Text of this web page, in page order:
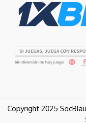
Copyright 2025